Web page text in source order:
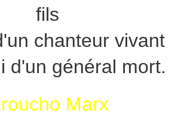
fils
chanteur vivant
d'un général mort.
Marx